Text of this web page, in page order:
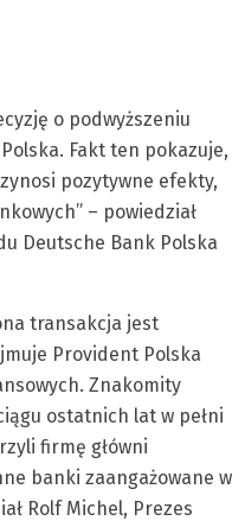
o podwyższeniu
Fakt ten pokazuje,
pozytywne efekty,
– powiedział
Deutsche Bank Polska
transakcja jest
Provident Polska
Znakomity
ostatnich lat w pełni
firmę główni
banki zaangażowane w
Rolf Michel, Prezes